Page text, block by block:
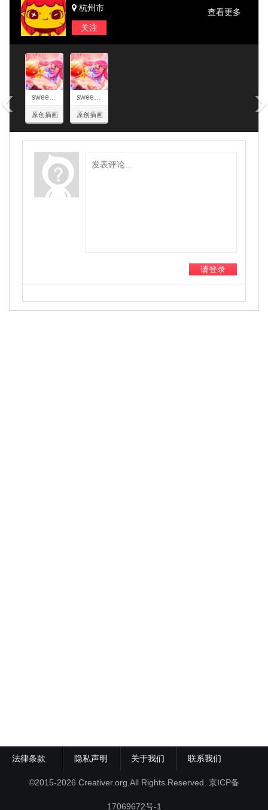
杭州市
关注
查看更多
sweetie糖果甜心
原创插画
sweetie糖果甜心
原创插画
‹ ›
请登录
法律条款 隐私声明 关于我们 联系我们
©2015-2026 Creativer.org.All Rights Reserved. 京ICP备
17069672号-1